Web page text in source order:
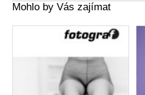
Mohlo by Vás zajímat